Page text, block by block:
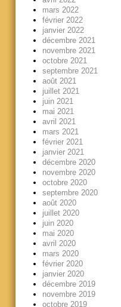
mars 2022
février 2022
janvier 2022
décembre 2021
novembre 2021
octobre 2021
septembre 2021
août 2021
juillet 2021
juin 2021
mai 2021
avril 2021
mars 2021
février 2021
janvier 2021
décembre 2020
novembre 2020
octobre 2020
septembre 2020
août 2020
juillet 2020
juin 2020
mai 2020
avril 2020
mars 2020
février 2020
janvier 2020
décembre 2019
novembre 2019
octobre 2019